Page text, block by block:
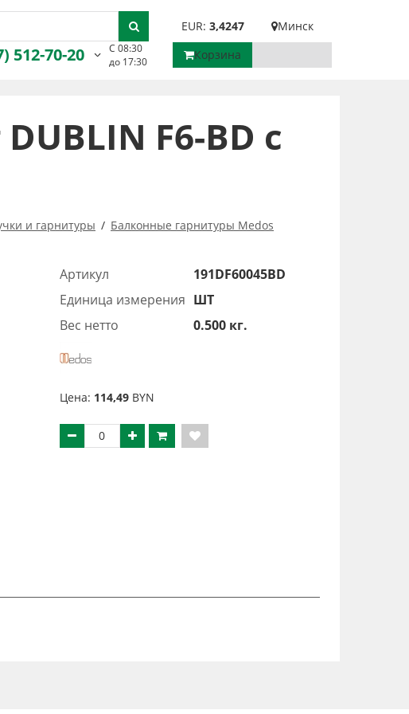
EUR: 3,4247
Минск
512-70-20
С 08:30
до 17:30
Корзина
F6-BD с
и гарнитуры
Балконные гарнитуры Medos
Артикул
191DF60045BD
Единица измерения ШТ
Вес нетто
0.500 кг.
Цена: 114,49 BYN